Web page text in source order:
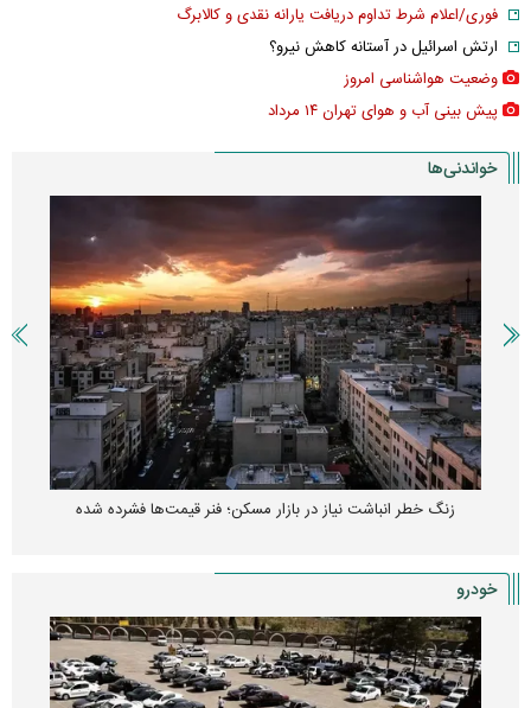
فوری/اعلام شرط تداوم دریافت یارانه نقدی و کالابرگ
ارتش اسرائیل در آستانه کاهش نیرو؟
وضعیت هواشناسی امروز
پیش بینی آب و هوای تهران ۱۴ مرداد
خواندنی‌ها
زنگ خطر انباشت نیاز در بازار مسکن؛ فنر قیمت‌ها فشرده شده
خودرو